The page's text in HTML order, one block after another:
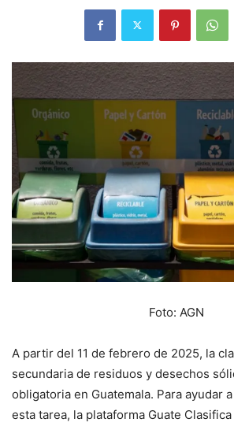
Foto: AGN
A partir del 11 de febrero de 2025, la
secundaria de residuos y desechos
obligatoria en Guatemala. Para ayudar
esta tarea, la plataforma Guate